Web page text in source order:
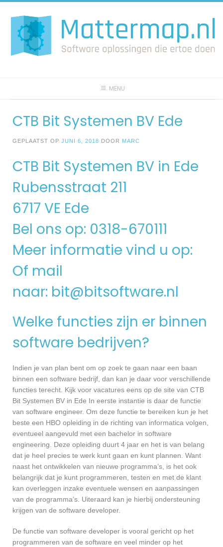
naar
inhoud
MENU
CTB Bit Systemen BV Ede
GEPLAATST OP JUNI 6, 2018 DOOR MARC
CTB Bit Systemen BV in Ede
Rubensstraat 211
6717 VE Ede
Bel ons op: 0318-670111
Meer informatie vind u op:
Of mail
naar: bit@bitsoftware.nl
Welke functies zijn er binnen
software bedrijven?
Indien je van plan bent om op zoek te gaan naar een baan
binnen een software bedrijf, dan kan je daar voor verschillende
functies terecht. Kijk voor vacatures eens op de site van CTB
Bit Systemen BV in Ede In eerste instantie is daar de functie
van software engineer. Om deze functie te bereiken kun je het
beste een HBO opleiding in de richting van informatica volgen,
eventueel aangevuld met een bachelor in software
engineering. Deze opleiding duurt 4 jaar en het is van belang
dat je heel precies te werk kunt gaan en kunt plannen. Want
naast het ontwikkelen van nieuwe programma’s, is het ook
belangrijk dat je kunt programmeren, testen en met de klant
kan overleggen inzake eventuele wensen en aanpassingen
van de programma’s. Uiteraard kan je hierbij ondersteuning
krijgen van de software developer.
De functie van software developer is vooral gericht op het
programmeren van de software en veel minder op het